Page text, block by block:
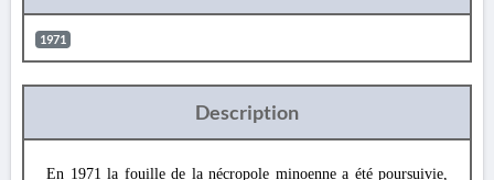
1971
Description
En 1971 la fouille de la nécropole minoenne a été poursuivie,